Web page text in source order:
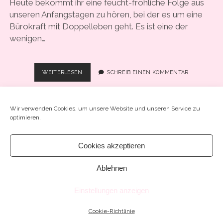
Wir verwenden Cookies, um unsere Website und unseren Service zu
optimieren.
Cookies akzeptieren
Ablehnen
Einstellungen anzeigen
Cookie-Richtlinie
COOKIE-RICHTLINIE (EU)
Heute bekommt ihr eine feucht-fröhliche Folge aus
unseren Anfangstagen zu hören, bei der es um eine
Bürokraft mit Doppelleben geht. Es ist eine der
wenigen…
WEITERLESEN
–
DOPPELLEBEN”
SCHREIB EINEN KOMMENTAR
Chosen WordPress Themeby Compete Themes.